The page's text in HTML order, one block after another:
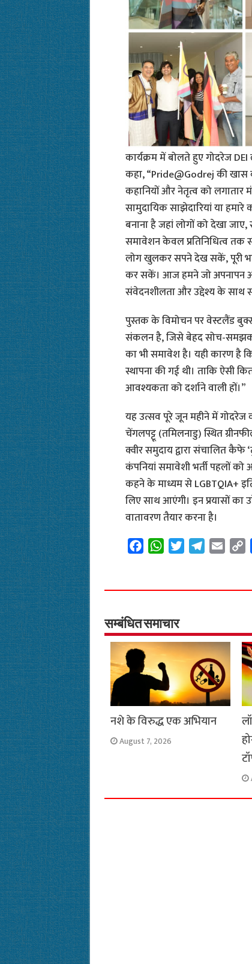
कार्यक्रम में बोलते हुए गोदरेज
कहा, “Pride@Godrej की खास
कहानियों और नेतृत्व को लगातार
सामुदायिक साझेदारियां या हमारे
बनाना है जहां लोगों को देखा
समावेशन केवल प्रतिनिधित्व तक
लोग खुलकर सपने देख सकें, पूरी
कर सकें। आज हमने जो अपनापन
संवेदनशीलता और उद्देश्य के साथ
पुस्तक के विमोचन पर वेस्टलैंड
संकलन है, जिसे बेहद सोच-
का भी समावेश है। यही कारण है
स्थापना की गई थी। ताकि ऐसी
आवश्यकता को दर्शाने वाली हों।”
यह उत्सव पूरे जून महीने में गोदरेज
चेंगलपट्टू (तमिलनाडु) स्थित
क्वीर समुदाय द्वारा संचालित
कंपनियां समावेशी भर्ती पहलों
कहने के माध्यम से LGBTQIA+
लिए साथ आएंगी। इन प्रयासों का
वातावरण तैयार करना है।
F
e
o
o
k
W
t
A
p
p
T
t
r
T
e
a
m
E
i
C
y
n
k
सम्बंधित समाचार
नशे के विरुद्ध एक अभियान
August 7, 2026